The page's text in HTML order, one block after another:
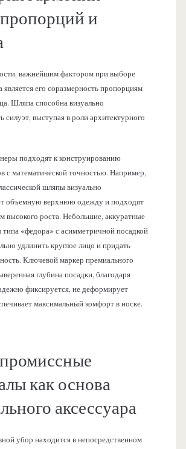
и
важнейшим фактором при выборе
является его соразмерность пропорциям
Шляпа способна визуально
силуэт, выступая в роли архитектурного
подходят к конструированию
с математической точностью. Например,
шляпы визуально
объемную верхнюю одежду и подходят
высокого роста. Небольшие, аккуратные
«федора» с асимметричной посадкой
удлинить круглое лицо и придать
Ключевой маркер премиального
глубина посадки, благодаря
фиксируется, не деформирует
максимальный комфорт в носке.
как основа
аксессуара
убор находится в непосредственном